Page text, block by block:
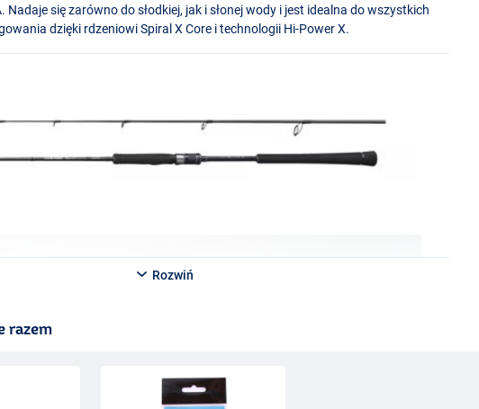
. Nadaje się zarówno do słodkiej, jak i słonej wody i jest idealna do wszystkich
dzięki rdzeniowi Spiral X Core i technologii Hi-Power X.
Rozwiń
razem